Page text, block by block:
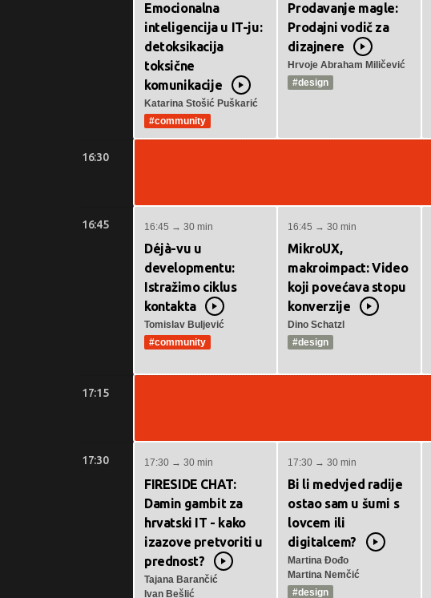
Emocionalna
inteligencija u IT-ju:
detoksikacija
toksične
komunikacije
Video
Katarina Stošić Puškarić
#community
Prodavanje magle:
Prodajni vodič za
dizajnere
Video
Hrvoje Abraham Miličević
#design
16:30
16:45 16:45 → 30 min
Déjà-vu u
developmentu:
Istražimo ciklus
kontakta
Video
Tomislav Buljević
#community
16:45 → 30 min
MikroUX,
makroimpact: Video
koji povećava stopu
konverzije
Video
Dino Schatzl
#design
17:15
17:30 17:30 → 30 min
FIRESIDE CHAT:
Damin gambit za
hrvatski IT - kako
izazove pretvoriti u
prednost?
Video
Tajana Barančić
Ivan Bešlić
17:30 → 30 min
Bi li medvjed radije
ostao sam u šumi s
lovcem ili
digitalcem?
Video
Martina Đođo
Martina Nemčić
#design